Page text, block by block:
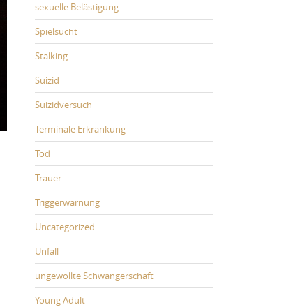
sexuelle Belästigung
Spielsucht
Stalking
Suizid
Suizidversuch
Terminale Erkrankung
Tod
Trauer
Triggerwarnung
Uncategorized
Unfall
ungewollte Schwangerschaft
Young Adult